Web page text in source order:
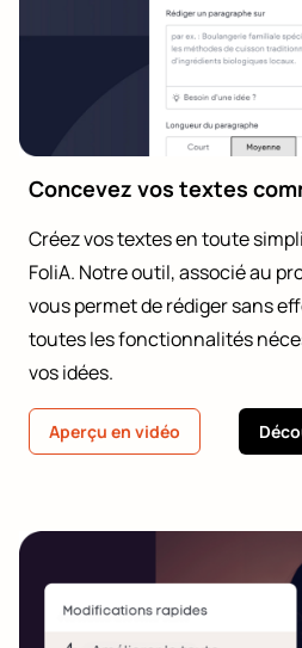
Concevez vos textes
Créez vos textes en toute
FoliA. Notre outil, associé au
vous permet de rédiger sans
toutes les fonctionnalités
vos idées.
Aperçu en vidéo